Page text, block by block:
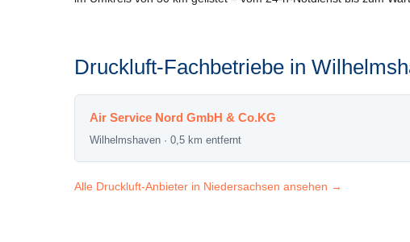
Druckluft-Fachbetriebe in
Air Service Nord GmbH & Co.KG
Wilhelmshaven · 0,5 km entfernt
Alle Druckluft-Anbieter in Niedersachsen ansehen →